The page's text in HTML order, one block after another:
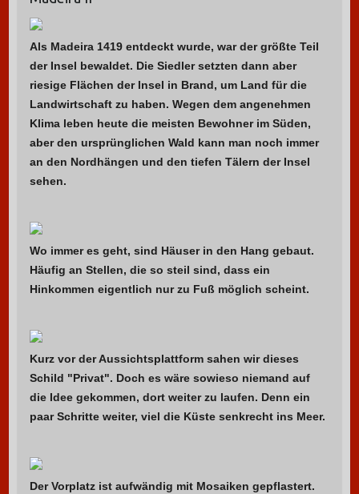
n
Als Madeira 1419 entdeckt wurde, war der größte Teil
der Insel bewaldet. Die Siedler setzten dann aber
riesige Flächen der Insel in Brand, um Land für die
Landwirtschaft zu haben. Wegen dem angenehmen
Klima leben heute die meisten Bewohner im Süden,
aber den ursprünglichen Wald kann man noch immer
an den Nordhängen und den tiefen Tälern der Insel
sehen.
Wo immer es geht, sind Häuser in den Hang gebaut.
Häufig an Stellen, die so steil sind, dass ein
Hinkommen eigentlich nur zu Fuß möglich scheint.
Kurz vor der Aussichtsplattform sahen wir dieses
Schild "Privat". Doch es wäre sowieso niemand auf
die Idee gekommen, dort weiter zu laufen. Denn ein
paar Schritte weiter, viel die Küste senkrecht ins Meer.
Der Vorplatz ist aufwändig mit Mosaiken gepflastert.